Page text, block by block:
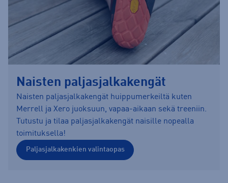
Naisten paljasjalkakengät
Naisten paljasjalkakengät huippumerkeiltä kuten
Merrell ja Xero juoksuun, vapaa-aikaan sekä treeniin.
Tutustu ja tilaa paljasjalkakengät naisille nopealla
toimituksella!
Paljasjalkakenkien valintaopas